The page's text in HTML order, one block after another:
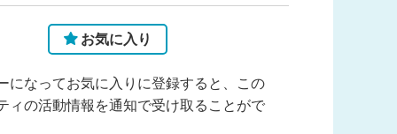
お気に入り
になってお気に入りに登録すると、この
ィの活動情報を通知で受け取ることがで